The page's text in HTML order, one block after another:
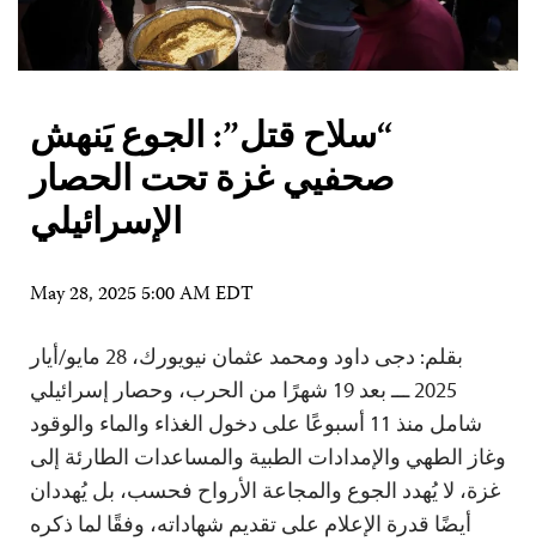
“سلاح قتل”: الجوع يَنهش
صحفيي غزة تحت الحصار
الإسرائيلي
May 28, 2025 5:00 AM EDT
بقلم: دجى داود ومحمد عثمان نيويورك، 28 مايو/أيار
2025 ـــ بعد 19 شهرًا من الحرب، وحصار إسرائيلي
شامل منذ 11 أسبوعًا على دخول الغذاء والماء والوقود
وغاز الطهي والإمدادات الطبية والمساعدات الطارئة إلى
غزة، لا يُهدد الجوع والمجاعة الأرواح فحسب، بل يُهددان
أيضًا قدرة الإعلام على تقديم شهاداته، وفقًا لما ذكره